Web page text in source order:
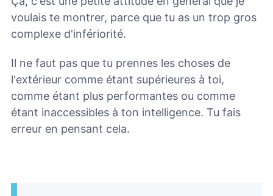
voulais te montrer, parce que tu as un trop gros
complexe d'infériorité.
Il ne faut pas que tu prennes les choses de
l'extérieur comme étant supérieures à toi,
comme étant plus performantes ou comme
étant inaccessibles à ton intelligence. Tu fais
erreur en pensant cela.